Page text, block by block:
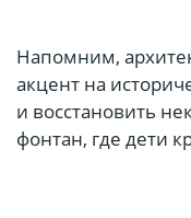
Напомним,
акцент на
и восстановить
фонтан, где дети